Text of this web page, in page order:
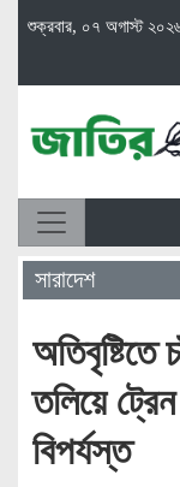
শুক্রবার, ০৭ অগাস্ট
সারাদেশ
অতিবৃষ্টিতে
তলিয়ে
বিপর্যস্ত